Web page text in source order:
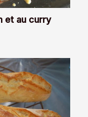
et au curry